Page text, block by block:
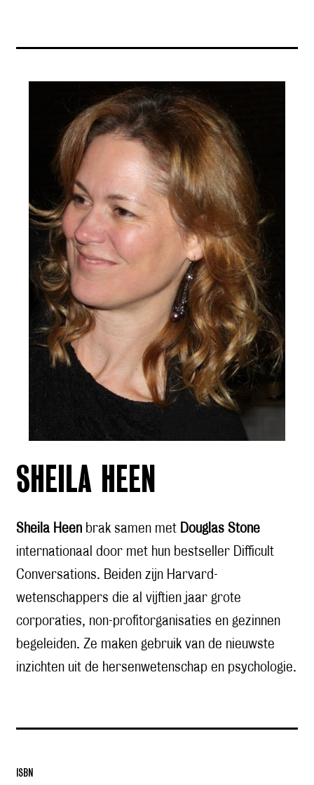
SHEILA HEEN
Sheila Heen brak samen met Douglas Stone
internationaal door met hun bestseller Difficult
Conversations. Beiden zijn Harvard-
wetenschappers die al vijftien jaar grote
corporaties, non-profitorganisaties en gezinnen
begeleiden. Ze maken gebruik van de nieuwste
inzichten uit de hersenwetenschap en psychologie.
ISBN